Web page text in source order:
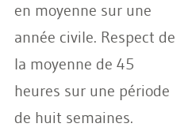
en moyenne sur une
année civile. Respect de
la moyenne de 45
heures sur une période
de huit semaines.